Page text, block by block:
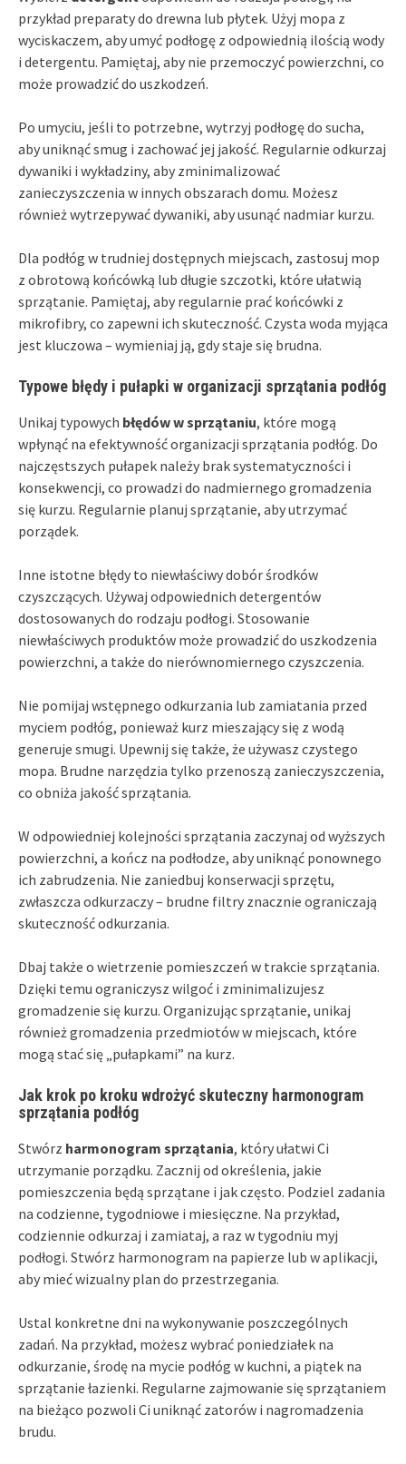
przykład preparaty do drewna lub płytek. Użyj mopa z
wyciskaczem, aby umyć podłogę z odpowiednią ilością wody
i detergentu. Pamiętaj, aby nie przemoczyć powierzchni, co
może prowadzić do uszkodzeń.
Po umyciu, jeśli to potrzebne, wytrzyj podłogę do sucha,
aby uniknąć smug i zachować jej jakość. Regularnie odkurzaj
dywaniki i wykładziny, aby zminimalizować
zanieczyszczenia w innych obszarach domu. Możesz
również wytrzepywać dywaniki, aby usunąć nadmiar kurzu.
Dla podłóg w trudniej dostępnych miejscach, zastosuj mop
z obrotową końcówką lub długie szczotki, które ułatwią
sprzątanie. Pamiętaj, aby regularnie prać końcówki z
mikrofibry, co zapewni ich skuteczność. Czysta woda myjąca
jest kluczowa – wymieniaj ją, gdy staje się brudna.
Typowe błędy i pułapki w organizacji sprzątania podłóg
Unikaj typowych błędów w sprzątaniu, które mogą
wpłynąć na efektywność organizacji sprzątania podłóg. Do
najczęstszych pułapek należy brak systematyczności i
konsekwencji, co prowadzi do nadmiernego gromadzenia
się kurzu. Regularnie planuj sprzątanie, aby utrzymać
porządek.
Inne istotne błędy to niewłaściwy dobór środków
czyszczących. Używaj odpowiednich detergentów
dostosowanych do rodzaju podłogi. Stosowanie
niewłaściwych produktów może prowadzić do uszkodzenia
powierzchni, a także do nierównomiernego czyszczenia.
Nie pomijaj wstępnego odkurzania lub zamiatania przed
myciem podłóg, ponieważ kurz mieszający się z wodą
generuje smugi. Upewnij się także, że używasz czystego
mopa. Brudne narzędzia tylko przenoszą zanieczyszczenia,
co obniża jakość sprzątania.
W odpowiedniej kolejności sprzątania zaczynaj od wyższych
powierzchni, a kończ na podłodze, aby uniknąć ponownego
ich zabrudzenia. Nie zaniedbuj konserwacji sprzętu,
zwłaszcza odkurzaczy – brudne filtry znacznie ograniczają
skuteczność odkurzania.
Dbaj także o wietrzenie pomieszczeń w trakcie sprzątania.
Dzięki temu ograniczysz wilgoć i zminimalizujesz
gromadzenie się kurzu. Organizując sprzątanie, unikaj
również gromadzenia przedmiotów w miejscach, które
mogą stać się „pułapkami” na kurz.
Jak krok po kroku wdrożyć skuteczny harmonogram
sprzątania podłóg
Stwórz harmonogram sprzątania, który ułatwi Ci
utrzymanie porządku. Zacznij od określenia, jakie
pomieszczenia będą sprzątane i jak często. Podziel zadania
na codzienne, tygodniowe i miesięczne. Na przykład,
codziennie odkurzaj i zamiataj, a raz w tygodniu myj
podłogi. Stwórz harmonogram na papierze lub w aplikacji,
aby mieć wizualny plan do przestrzegania.
Ustal konkretne dni na wykonywanie poszczególnych
zadań. Na przykład, możesz wybrać poniedziałek na
odkurzanie, środę na mycie podłóg w kuchni, a piątek na
sprzątanie łazienki. Regularne zajmowanie się sprzątaniem
na bieżąco pozwoli Ci uniknąć zatorów i nagromadzenia
brudu.